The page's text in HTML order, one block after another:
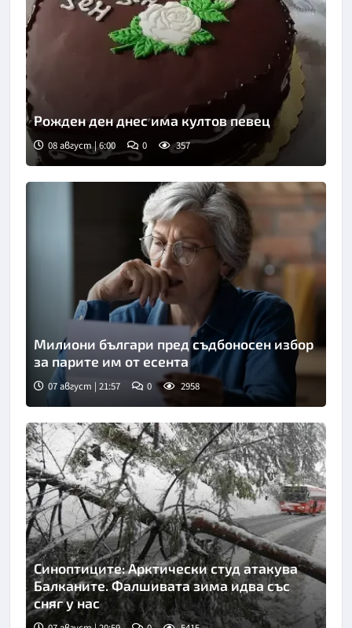
Рожден ден днес има култов певец
08 август | 6:00 0 357
Милиони българи пред съдбоносен избор
за парите им от есента
07 август | 21:57 0 2958
Синоптиците: Арктически студ атакува
Балканите. Фалшивата зима идва със
сняг у нас